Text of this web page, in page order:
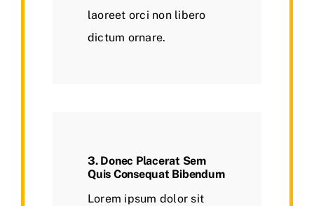
laoreet orci non libero
dictum ornare.
3. Donec Placerat Sem
Quis Consequat Bibendum
Lorem ipsum dolor sit